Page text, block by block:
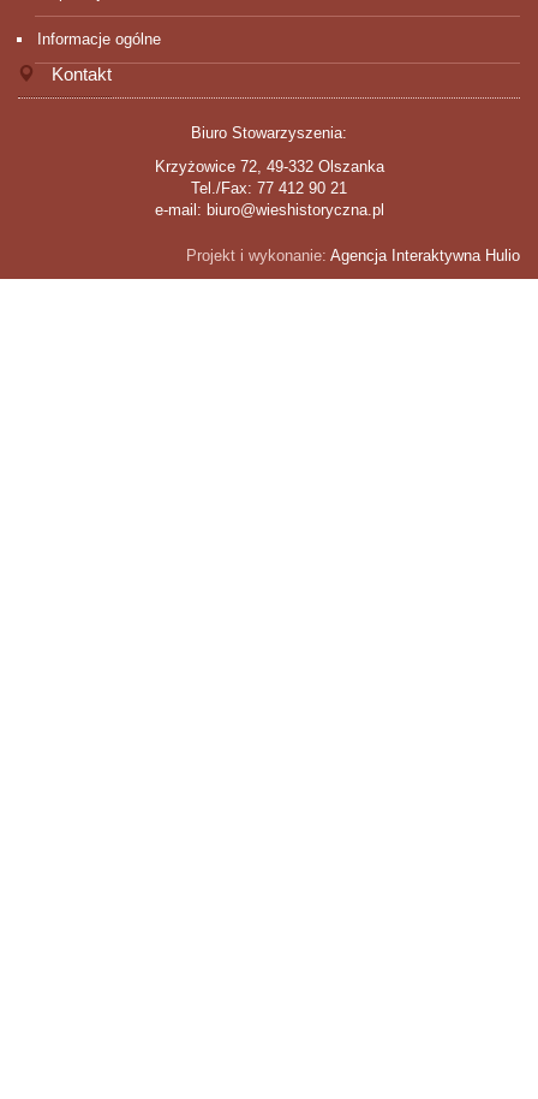
Informacje ogólne
Kontakt
Biuro Stowarzyszenia:
Krzyżowice 72, 49-332 Olszanka
Tel./Fax: 77 412 90 21
e-mail: biuro@wieshistoryczna.pl
Projekt i wykonanie: Agencja Interaktywna Hulio